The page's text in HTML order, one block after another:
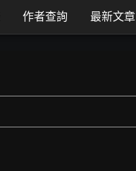
作者查詢 最新文章